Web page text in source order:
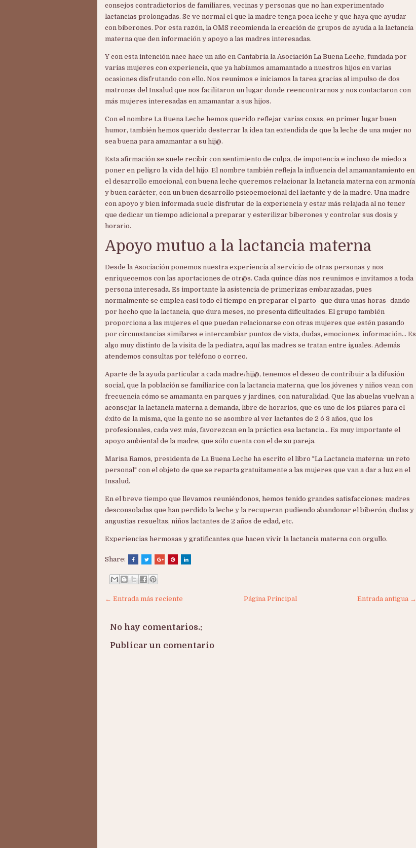
consejos contradictorios de familiares, vecinas y personas que no han experimentado
lactancias prolongadas. Se ve normal el que la madre tenga poca leche y que haya que ayudar
con biberones. Por esta razón, la OMS recomienda la creación de grupos de ayuda a la lactancia
materna que den información y apoyo a las madres interesadas.
Y con esta intención nace hace un año en Cantabria la Asociación La Buena Leche, fundada por
varias mujeres con experiencia, que ya habíamos amamantado a nuestros hijos en varias
ocasiones disfrutando con ello. Nos reunimos e iniciamos la tarea gracias al impulso de dos
matronas del Insalud que nos facilitaron un lugar donde reencontrarnos y nos contactaron con
más mujeres interesadas en amamantar a sus hijos.
Con el nombre La Buena Leche hemos querido reflejar varias cosas, en primer lugar buen
humor, también hemos querido desterrar la idea tan extendida de que la leche de una mujer no
sea buena para amamantar a su hij@.
Esta afirmación se suele recibir con sentimiento de culpa, de impotencia e incluso de miedo a
poner en peligro la vida del hijo. El nombre también refleja la influencia del amamantamiento en
el desarrollo emocional, con buena leche queremos relacionar la lactancia materna con armonía
y buen carácter, con un buen desarrollo psicoemocional del lactante y de la madre. Una madre
con apoyo y bien informada suele disfrutar de la experiencia y estar más relajada al no tener
que dedicar un tiempo adicional a preparar y esterilizar biberones y controlar sus dosis y
horario.
Apoyo mutuo a la lactancia materna
Desde la Asociación ponemos nuestra experiencia al servicio de otras personas y nos
enriquecemos con las aportaciones de otr@s. Cada quince días nos reunimos e invitamos a toda
persona interesada. Es importante la asistencia de primerizas embarazadas, pues
normalmente se emplea casi todo el tiempo en preparar el parto -que dura unas horas- dando
por hecho que la lactancia, que dura meses, no presenta dificultades. El grupo también
proporciona a las mujeres el que puedan relacionarse con otras mujeres que estén pasando
por circunstancias similares e intercambiar puntos de vista, dudas, emociones, información... Es
algo muy distinto de la visita de la pediatra, aquí las madres se tratan entre iguales. Además
atendemos consultas por teléfono o correo.
Aparte de la ayuda particular a cada madre/hij@, tenemos el deseo de contribuir a la difusión
social, que la población se familiarice con la lactancia materna, que los jóvenes y niños vean con
frecuencia cómo se amamanta en parques y jardines, con naturalidad. Que las abuelas vuelvan a
aconsejar la lactancia materna a demanda, libre de horarios, que es uno de los pilares para el
éxito de la misma, que la gente no se asombre al ver lactantes de 2 ó 3 años, que los
profesionales, cada vez más, favorezcan en la práctica esa lactancia... Es muy importante el
apoyo ambiental de la madre, que sólo cuenta con el de su pareja.
Marisa Ramos, presidenta de La Buena Leche ha escrito el libro "La Lactancia materna: un reto
personal" con el objeto de que se reparta gratuitamente a las mujeres que van a dar a luz en el
Insalud.
En el breve tiempo que llevamos reuniéndonos, hemos tenido grandes satisfacciones: madres
desconsoladas que han perdido la leche y la recuperan pudiendo abandonar el biberón, dudas y
angustias resueltas, niños lactantes de 2 años de edad, etc.
Experiencias hermosas y gratificantes que hacen vivir la lactancia materna con orgullo.
Share:
← Entrada más reciente Entrada antigua →
Página Principal
No hay comentarios.:
Publicar un comentario